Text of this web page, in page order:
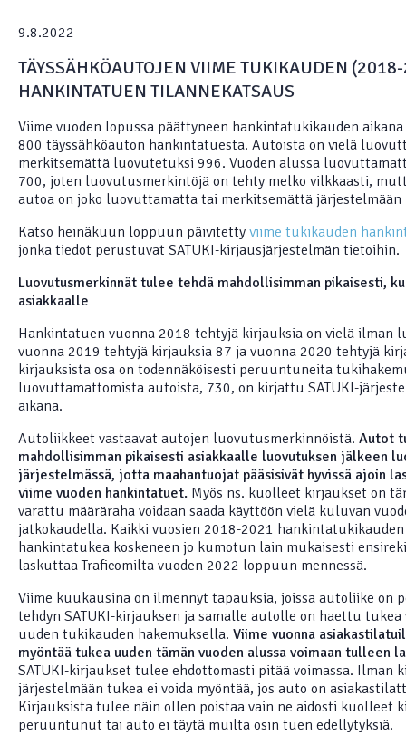
9.8.2022
TÄYSSÄHKÖAUTOJEN VIIME TUKIKAUDEN
HANKINTATUEN TILANNEKATSAUS
Viime vuoden lopussa päättyneen hankintatukikauden
800 täyssähköauton hankintatuesta. Autoista on vielä
merkitsemättä luovutetuksi 996. Vuoden alussa
700, joten luovutusmerkintöjä on tehty melko vilkkaasti,
autoa on joko luovuttamatta tai merkitsemättä
Katso heinäkuun loppuun päivitetty viime tukikauden
jonka tiedot perustuvat SATUKI-kirjausjärjestelmän tietoihin.
Luovutusmerkinnät tulee tehdä mahdollisimman pikaisesti,
asiakkaalle
Hankintatuen vuonna 2018 tehtyjä kirjauksia on vielä ilman
vuonna 2019 tehtyjä kirjauksia 87 ja vuonna 2020 tehtyjä
kirjauksista osa on todennäköisesti peruuntuneita
luovuttamattomista autoista, 730, on kirjattu SATUKI-
aikana.
Autoliikkeet vastaavat autojen luovutusmerkinnöistä. Autot
mahdollisimman pikaisesti asiakkaalle luovutuksen jälkeen
järjestelmässä, jotta maahantuojat pääsisivät hyvissä ajoin
viime vuoden hankintatuet. Myös ns. kuolleet kirjaukset on
varattu määräraha voidaan saada käyttöön vielä kuluvan
jatkokaudella. Kaikki vuosien 2018-2021
hankintatukea koskeneen jo kumotun lain mukaisesti
laskuttaa Traficomilta vuoden 2022 loppuun mennessä.
Viime kuukausina on ilmennyt tapauksia, joissa autoliike on
tehdyn SATUKI-kirjauksen ja samalle autolle on haettu tukea
uuden tukikauden hakemuksella. Viime vuonna
myöntää tukea uuden tämän vuoden alussa voimaan tulleen
SATUKI-kirjaukset tulee ehdottomasti pitää voimassa. Ilman
järjestelmään tukea ei voida myöntää, jos auto on
Kirjauksista tulee näin ollen poistaa vain ne aidosti kuolleet
peruuntunut tai auto ei täytä muilta osin tuen edellytyksiä.